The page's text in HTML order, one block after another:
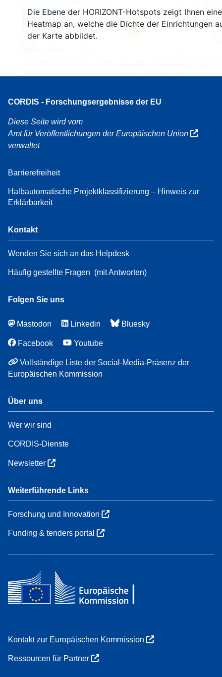
Die Ebene der HORIZONT-Hotspots zeigt Ihnen eine
Heatmap an, welche die Dichte der Einrichtungen
der Karte abbildet.
160
CORDIS - Forschungsergebnisse der EU
Diese Seite wird vom
Amt für Veröffentlichungen der Europäischen Union
verwaltet
Barrierefreiheit
Halbautomatische Projektklassifizierung – Hinweis zur
Erklärbarkeit
Kontakt
Wenden Sie sich an das Helpdesk
Häufig gestellte Fragen (mit Antworten)
Folgen Sie uns
Mastodon Linkedin Bluesky
Facebook Youtube
Vollständige Liste der Social-Media-Präsenz der
Europäischen Kommission
Über uns
Wer wir sind
CORDIS-Dienste
Newsletter
Weiterführende Links
Forschung und Innovation
Funding & tenders portal
Kontakt zur Europäischen Kommission
Ressourcen für Partner